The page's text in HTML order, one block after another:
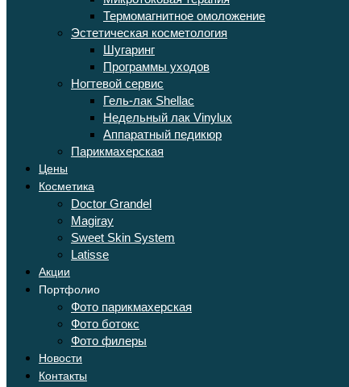
Термомагнитное омоложение
Эстетическая косметология
Шугаринг
Программы уходов
Ногтевой сервис
Гель-лак Shellac
Недельный лак Vinylux
Аппаратный педикюр
Парикмахерская
Цены
Косметика
Doctor Grandel
Magiray
Sweet Skin System
Latisse
Акции
Портфолио
Фото парикмахерская
Фото ботокс
Фото филеры
Новости
Контакты